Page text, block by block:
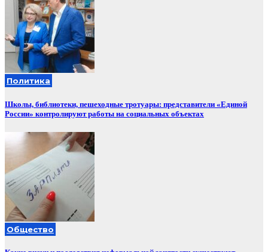
Политика
Школы, библиотеки, пешеходные тротуары: представители «Единой
России» контролируют работы на социальных объектах
Общество